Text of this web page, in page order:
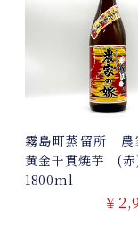
霧島町蒸留所
黄金千貫焼芋 (
1800ml
￥